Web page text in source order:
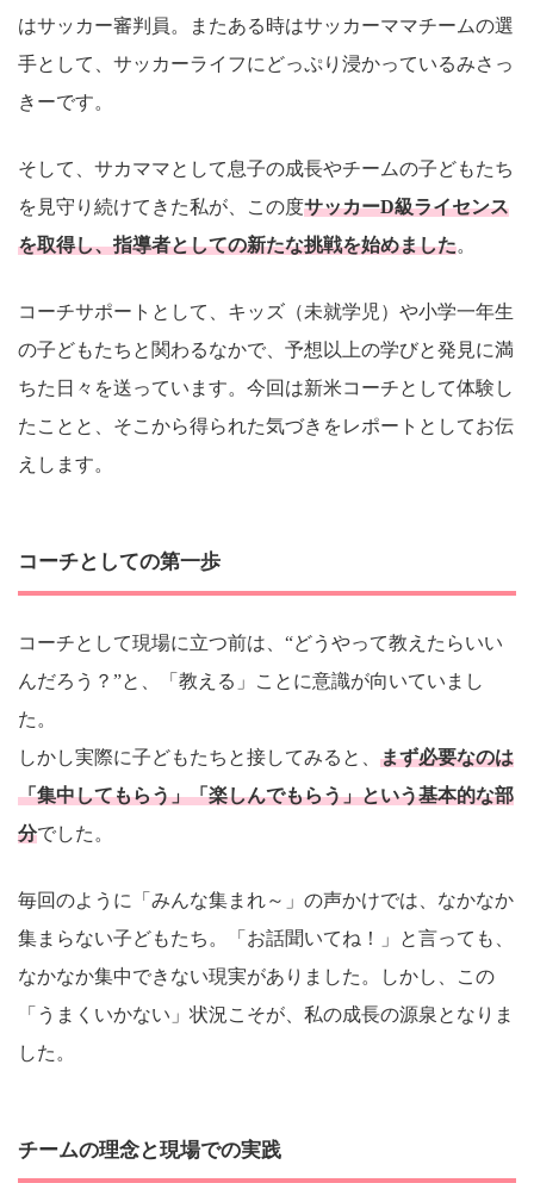
はサッカー審判員。またある時はサッカーママチームの選
手として、サッカーライフにどっぷり浸かっているみさっ
きーです。
そして、サカママとして息子の成長やチームの子どもたち
を見守り続けてきた私が、この度サッカーD級ライセンス
を取得し、指導者としての新たな挑戦を始めました。
コーチサポートとして、キッズ（未就学児）や小学一年生
の子どもたちと関わるなかで、予想以上の学びと発見に満
ちた日々を送っています。今回は新米コーチとして体験し
たことと、そこから得られた気づきをレポートとしてお伝
えします。
コーチとしての第一歩
コーチとして現場に立つ前は、“どうやって教えたらいい
んだろう？”と、「教える」ことに意識が向いていまし
た。
しかし実際に子どもたちと接してみると、 まず必要なのは
「集中してもらう」「楽しんでもらう」という基本的な部
分でした。
毎回のように「みんな集まれ～」の声かけでは、なかなか
集まらない子どもたち。「お話聞いてね！」と言っても、
なかなか集中できない現実がありました。しかし、この
「うまくいかない」状況こそが、私の成長の源泉となりま
した。
チームの理念と現場での実践